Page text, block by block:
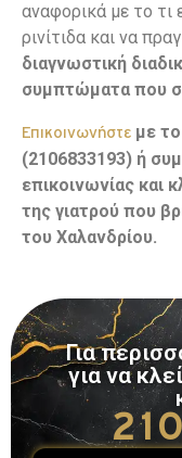
αναφορικά με το τι
ρινίτιδα και να
διαγνωστική
συμπτώματα που
Επικοινωνήστε με
(2106833193) ή
επικοινωνίας και
της γιατρού που
του Χαλανδρίου.
Για
για να